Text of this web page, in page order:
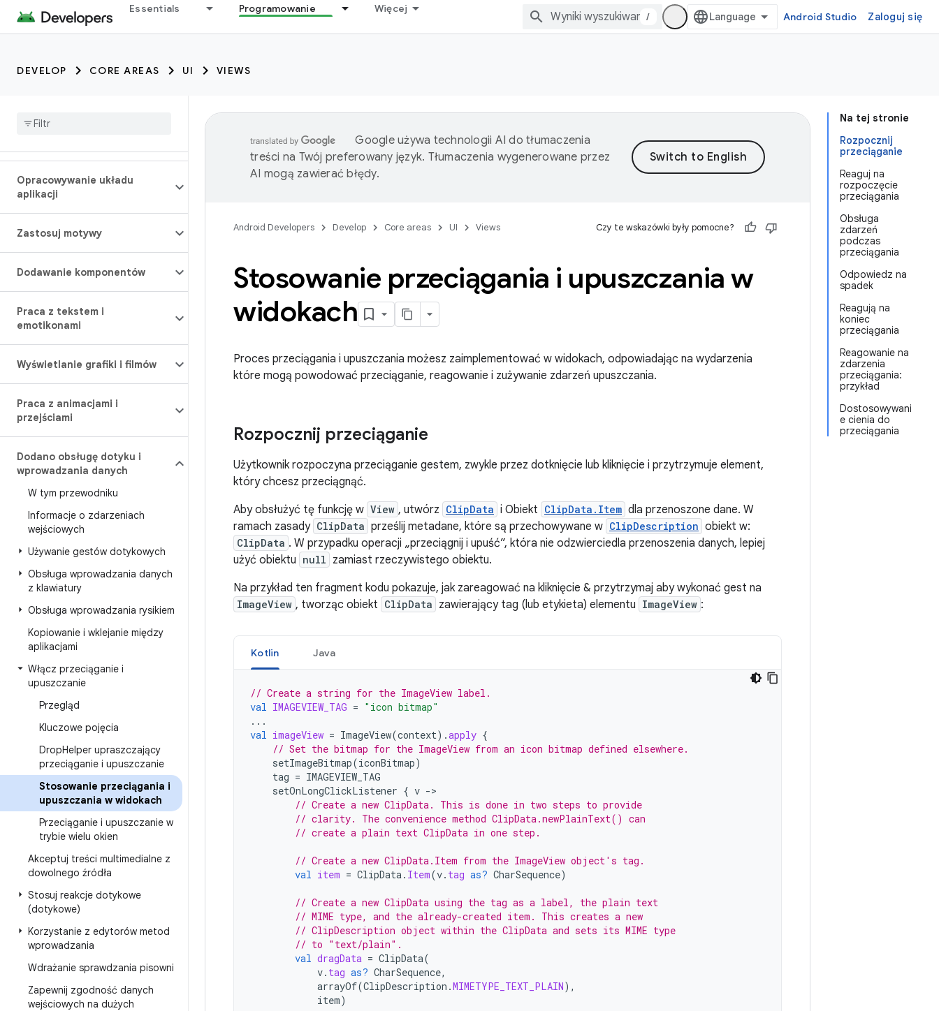
Essentials Programowanie Więcej
/ Android Studio Zaloguj się
DEVELOP CORE AREAS UI VIEWS
Opracowywanie układu
aplikacji
Zastosuj motywy
Dodawanie komponentów
Praca z tekstem i
emotikonami
Wyświetlanie grafiki i filmów
Praca z animacjami i
przejściami
Dodano obsługę dotyku i
wprowadzania danych
W tym przewodniku
Informacje o zdarzeniach
wejściowych
Używanie gestów dotykowych
Obsługa wprowadzania danych
z klawiatury
Obsługa wprowadzania rysikiem
Kopiowanie i wklejanie między
aplikacjami
Włącz przeciąganie i
upuszczanie
Przegląd
Kluczowe pojęcia
DropHelper upraszczający
przeciąganie i upuszczanie
Stosowanie przeciągania i
upuszczania w widokach
Przeciąganie i upuszczanie w
trybie wielu okien
Akceptuj treści multimedialne z
dowolnego źródła
Stosuj reakcje dotykowe
(dotykowe)
Korzystanie z edytorów metod
wprowadzania
Wdrażanie sprawdzania pisowni
Zapewnij zgodność danych
wejściowych na dużych
Na tej stronie
Rozpocznij
przeciąganie
Reaguj na
rozpoczęcie
przeciągania
Obsługa
zdarzeń
podczas
przeciągania
Odpowiedz na
spadek
Reagują na
koniec
przeciągania
Reagowanie na
zdarzenia
przeciągania:
przykład
Dostosowywani
e cienia do
przeciągania
Google używa technologii AI do tłumaczenia
treści na Twój preferowany język. Tłumaczenia wygenerowane przez
AI mogą zawierać błędy.
Android Developers Develop Core areas UI Views Czy te wskazówki były pomocne?
Stosowanie przeciągania i upuszczania w
widokach
Proces przeciągania i upuszczania możesz zaimplementować w widokach, odpowiadając na wydarzenia
które mogą powodować przeciąganie, reagowanie i zużywanie zdarzeń upuszczania.
Rozpocznij przeciąganie
Użytkownik rozpoczyna przeciąganie gestem, zwykle przez dotknięcie lub kliknięcie i przytrzymuje element,
który chcesz przeciągnąć.
Aby obsłużyć tę funkcję w View , utwórz ClipData i Obiekt ClipData.Item dla przenoszone dane. W
ramach zasady ClipData prześlij metadane, które są przechowywane w ClipDescription obiekt w:
ClipData . W przypadku operacji „przeciągnij i upuść”, która nie odzwierciedla przenoszenia danych, lepiej
użyć obiektu null zamiast rzeczywistego obiektu.
Na przykład ten fragment kodu pokazuje, jak zareagować na kliknięcie & przytrzymaj aby wykonać gest na
ImageView , tworząc obiekt ClipData zawierający tag (lub etykieta) elementu ImageView :
Kotlin Java
// Create a string for the ImageView label.
val IMAGEVIEW_TAG = "icon bitmap"
...
val imageView = ImageView(context).apply {
// Set the bitmap for the ImageView from an icon bitmap defined elsewhere.
setImageBitmap(iconBitmap)
tag = IMAGEVIEW_TAG
setOnLongClickListener { v -
// Create a new ClipData. This is done in two steps to provide
// clarity. The convenience method ClipData.newPlainText() can
// create a plain text ClipData in one step.
// Create a new ClipData.Item from the ImageView object's tag.
val item = ClipData. Item(v. tag as? CharSequence)
// Create a new ClipData using the tag as a label, the plain text
// MIME type, and the already-created item. This creates a new
// ClipDescription object within the ClipData and sets its MIME type
// to "text/plain".
val dragData = ClipData(
v. tag as? CharSequence,
arrayOf(ClipDescription .MIMETYPE_TEXT_PLAIN),
item)